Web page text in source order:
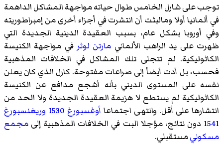
توجب على شارل الخامس طوال حياته مواجهة المشاكل الداهمة
في ألمانيا أولا ومالبثت أن انتشرت في أجزاء أخرى من إمبراطوريته
وفي أوروبا بشكل عام، بسبب العقيدة الدينية الجديدة التي
ظهرت على يد الراهب الألماني مارتن لوثر في مواجهة الكنيسة
الكاثوليكية. لم تتجلى تلك المشاكل في الخلافات المذهبية
فحسب، بل أدت أيضاً إلى صراعات مفتوحة. كارل الذي كان يعلن
نفسه على المستوى الديني بأنه أشجع مدافع عن الكنيسة
الكاثوليكية لم يستطع لا هزيمة العقيدة الجديدة ولا الحد من
انتشارها على أقل. وانتهى اجتماعا أوغسبورغ 1530 وريغنسبورغ
1541 دون نتائج، مؤجلا البت في الخلافات المذهبية إلى مجمع
مسكونيمستقبلي.